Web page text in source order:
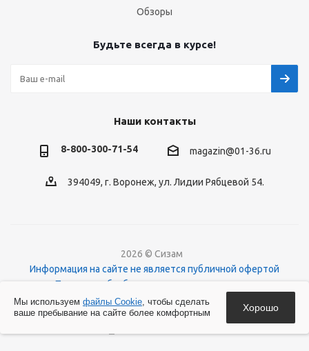
Обзоры
Будьте всегда в курсе!
Наши контакты
8-800-300-71-54 magazin@01-36.ru
394049, г. Воронеж, ул. Лидии Рябцевой 54.
2026 © Сизам
Информация на сайте не является публичной офертой
Политика обработки персональных данных
О файлах Cookies
Мы используем файлы Cookie, чтобы сделать
ваше пребывание на сайте более комфортным
Хорошо